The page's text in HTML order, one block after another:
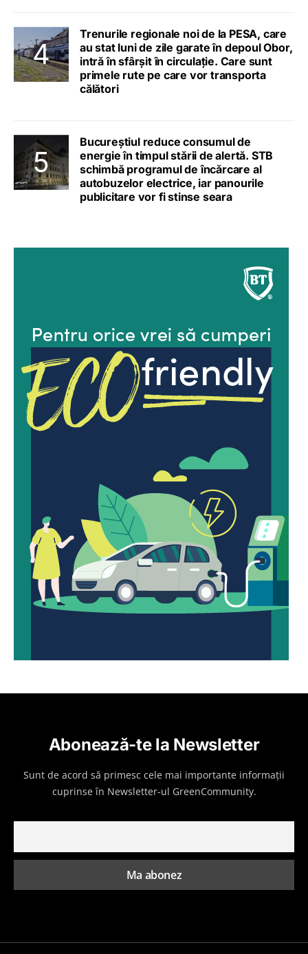
Trenurile regionale noi de la PESA, care
au stat luni de zile garate în depoul Obor,
intră în sfârșit în circulație. Care sunt
primele rute pe care vor transporta
călători
Bucureștiul reduce consumul de
energie în timpul stării de alertă. STB
schimbă programul de încărcare al
autobuzelor electrice, iar panourile
publicitare vor fi stinse seara
Abonează-te la Newsletter
Sunt de acord să primesc cele mai importante informații
cuprinse în Newsletter-ul GreenCommunity.